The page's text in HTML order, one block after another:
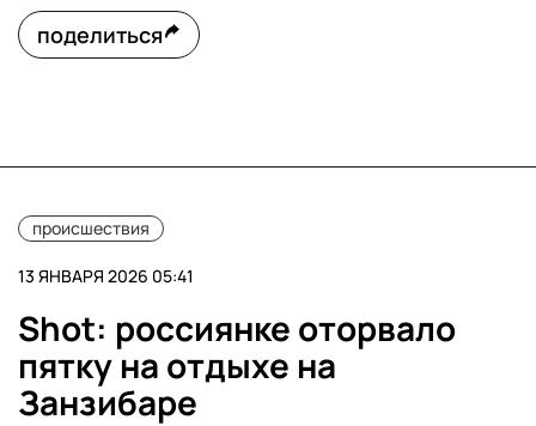
поделиться
происшествия
13 ЯНВАРЯ 2026 05:41
Shot: россиянке оторвало
пятку на отдыхе на
Занзибаре